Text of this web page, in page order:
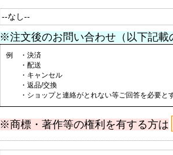
※注文後のお問い合わせ（以下記載
例 ・決済
・配送
・キャンセル
・返品/交換
・ショップと連絡がとれない等ご回答を必要と
※商標・著作等の権利を有する方は